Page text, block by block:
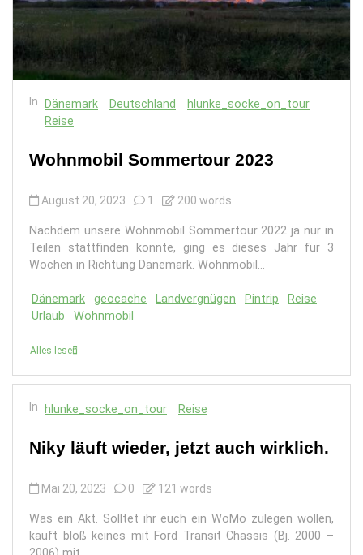
In Dänemark Deutschland
hlunke_socke_on_tour
Reise
Wohnmobil Sommertour 2023
August 20, 2023 1 200 words
Nachdem unsere Wohnmobil Sommertour 2022 ja nur in
Teilen stattfinden konnte, ging es dieses Jahr für 3
Wochen in Richtung Dänemark. Wohnmobil...
Dänemark geocache Landvergnügen Pintrip
Reise
Urlaub
Wohnmobil
Alles lesen
In hlunke_socke_on_tour Reise
Niky läuft wieder, jetzt auch wirklich.
Mai 20, 2023 0 121 words
Was ein Akt. Solltet ihr euch ein WoMo zulegen wollen,
kauft bloß keines mit Ford Transit Chassis (Bj. 2000 –